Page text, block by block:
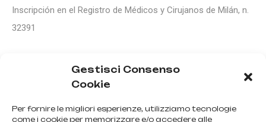
Gestisci Consenso
Cookie
Per fornire le migliori esperienze, utilizziamo tecnologie
come i cookie per memorizzare e/o accedere alle
Inscripción en el Registro de Médicos y Cirujanos de Milán, n.
32391
web respeta las directrices del Código de
Ética Médica, comunicado a la Orden de
Médicos y Cirujanos de Milán.